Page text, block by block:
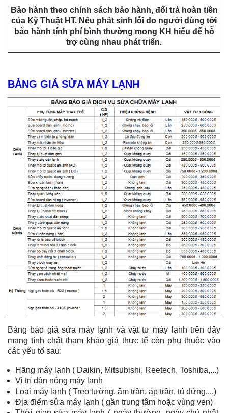
Bảo hành theo chính sách bảo hành, đổi trả hoàn tiền
của Kỹ Thuật HT. Nếu phát sinh lỗi do người dùng tới
bảo hành tính phí bình thường mong KH hiểu để hỗ
trợ cùng nhau phát triển.
BẢNG GIÁ SỬA MÁY LẠNH
Bảng báo giá sửa máy lạnh và vật tư máy lạnh trên đây
mang tính chất tham khảo giá thực tế còn phụ thuộc vào
các yếu tố sau:
Hãng máy lạnh ( Daikin, Mitsubishi, Reetech, Toshiba,...)
Vị trí dàn nóng máy lạnh
Loại máy lạnh ( Treo tường, âm trần, áp trần, tủ đứng,...)
Địa điểm sửa máy lạnh ( gần trung tâm hoặc vùng ven)